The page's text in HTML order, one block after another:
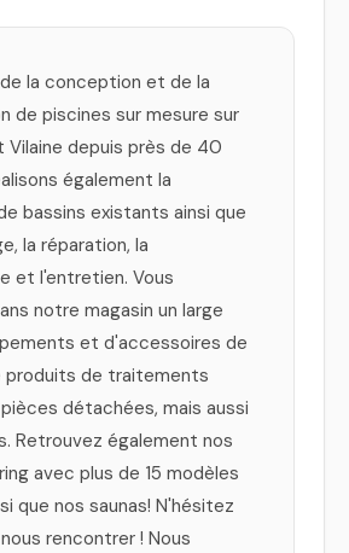
la conception et de la
de piscines sur mesure sur
depuis près de 40
également la
bassins existants ainsi que
la réparation, la
et l'entretien. Vous
notre magasin un large
et d'accessoires de
produits de traitements
détachées, mais aussi
Retrouvez également nos
avec plus de 15 modèles
que nos saunas! N'hésitez
rencontrer ! Nous